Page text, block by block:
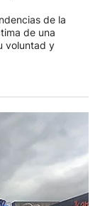
de la
de una
voluntad y